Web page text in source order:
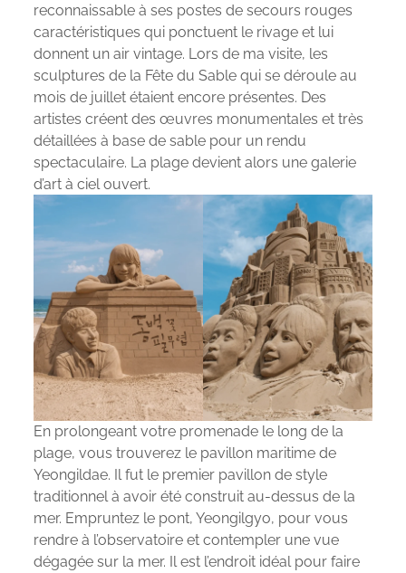
reconnaissable à ses postes de secours rouges
caractéristiques qui ponctuent le rivage et lui
donnent un air vintage. Lors de ma visite, les
sculptures de la Fête du Sable qui se déroule au
mois de juillet étaient encore présentes. Des
artistes créent des œuvres monumentales et très
détaillées à base de sable pour un rendu
spectaculaire. La plage devient alors une galerie
d’art à ciel ouvert.
En prolongeant votre promenade le long de la
plage, vous trouverez le pavillon maritime de
Yeongildae. Il fut le premier pavillon de style
traditionnel à avoir été construit au-dessus de la
mer. Empruntez le pont, Yeongilgyo, pour vous
rendre à l’observatoire et contempler une vue
dégagée sur la mer. Il est l’endroit idéal pour faire